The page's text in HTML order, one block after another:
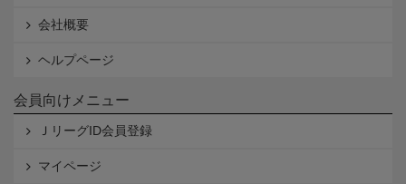
会社概要
ヘルプページ
会員向けメニュー
ＪリーグID会員登録
マイページ